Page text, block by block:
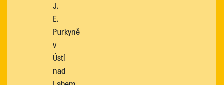
J.
E.
Purkyně
v
Ústí
nad
Labem,